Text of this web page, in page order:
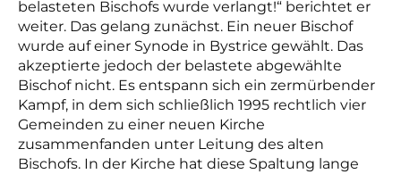
belasteten Bischofs wurde verlangt!“ berichtet er
weiter. Das gelang zunächst. Ein neuer Bischof
wurde auf einer Synode in Bystrice gewählt. Das
akzeptierte jedoch der belastete abgewählte
Bischof nicht. Es entspann sich ein zermürbender
Kampf, in dem sich schließlich 1995 rechtlich vier
Gemeinden zu einer neuen Kirche
zusammenfanden unter Leitung des alten
Bischofs. In der Kirche hat diese Spaltung lange